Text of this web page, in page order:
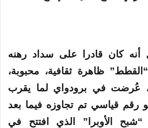
كان قادرا على سداد رهنه
ظاهرة ثقافية، محبوبة،
عُرضت في برودواي لما يقرب
وهو رقم قياسي تم تجاوزه فيما بعد
الأوبرا” الذي افتتح في